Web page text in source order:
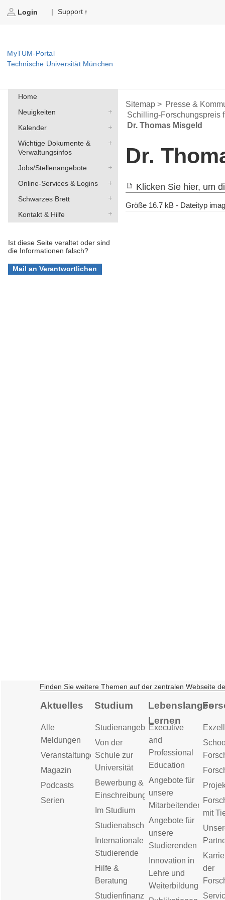
Login | Support
MyTUM-Portal
Technische Universität München
Home
Neuigkeiten
Kalender
Wichtige Dokumente &
Verwaltungsinfos
Jobs/Stellenangebote
Online-Services & Logins
Schwarzes Brett
Kontakt & Hilfe
Ist diese Seite veraltet oder sind
die Informationen falsch?
Sitemap > Presse &
Schilling-Forschungspreis
Dr. Thomas Misgeld
Dr.
Klicken Sie hier, um
Größe 16.7 kB - Dateityp
Finden Sie weitere Themen auf der zentralen Webseite
Aktuelles
Alle
Meldungen
Veranstaltungen
Magazin
Podcasts
Serien
Studium
Studienangebot
Von der
Schule zur
Universität
Bewerbung &
Einschreibung
Im Studium
Studienabschluss
Internationale
Studierende
Hilfe &
Beratung
Studienfinanzierung
Lebenslanges
Lernen
Executive
and
Professional
Education
Angebote für
unsere
Mitarbeitenden
Angebote für
unsere
Studierenden
Innovation in
Lehre und
Weiterbildung
mit
der